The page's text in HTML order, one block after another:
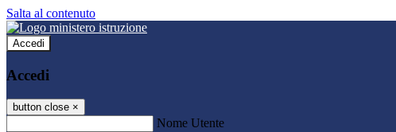
Salta al contenuto
Accedi
Accedi
button close ×
Nome Utente